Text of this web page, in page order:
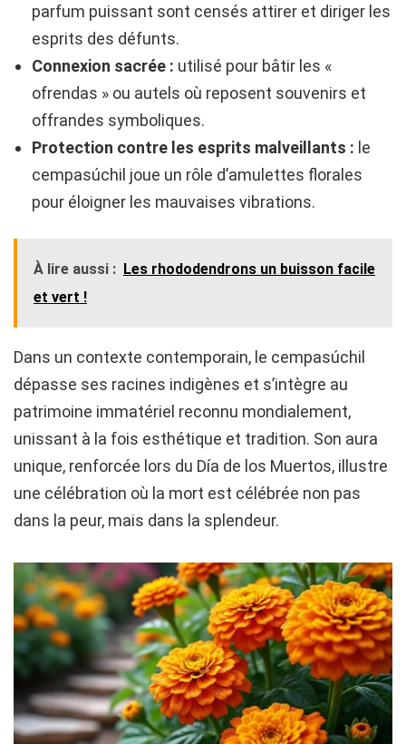
parfum puissant sont censés attirer et diriger les
esprits des défunts.
Connexion sacrée : utilisé pour bâtir les «
ofrendas » ou autels où reposent souvenirs et
offrandes symboliques.
Protection contre les esprits malveillants : le
cempasúchil joue un rôle d’amulettes florales
pour éloigner les mauvaises vibrations.
À lire aussi : Les rhododendrons un buisson facile
et vert !
Dans un contexte contemporain, le cempasúchil
dépasse ses racines indigènes et s’intègre au
patrimoine immatériel reconnu mondialement,
unissant à la fois esthétique et tradition. Son aura
unique, renforcée lors du Día de los Muertos, illustre
une célébration où la mort est célébrée non pas
dans la peur, mais dans la splendeur.